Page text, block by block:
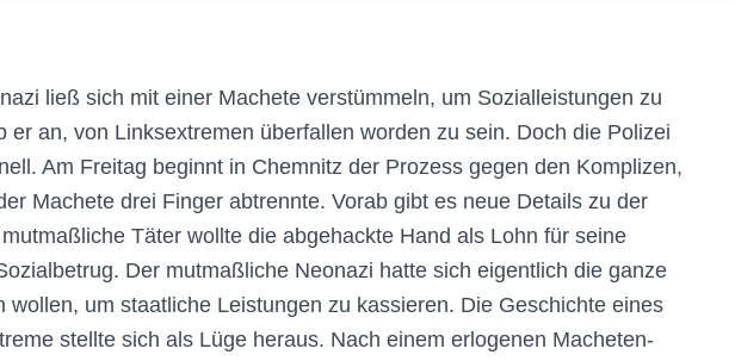
ließ sich mit einer Machete verstümmeln, um Sozialleistungen zu
er an, von Linksextremen überfallen worden zu sein. Doch die Polizei
Am Freitag beginnt in Chemnitz der Prozess gegen den Komplizen,
Machete drei Finger abtrennte. Vorab gibt es neue Details zu der
Täter wollte die abgehackte Hand als Lohn für seine
Der mutmaßliche Neonazi hatte sich eigentlich die ganze
wollen, um staatliche Leistungen zu kassieren. Die Geschichte eines
stellte sich als Lüge heraus. Nach einem erlogenen Macheten-